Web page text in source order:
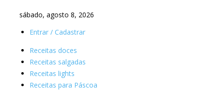
sábado, agosto 8, 2026
Entrar / Cadastrar
Receitas doces
Receitas salgadas
Receitas lights
Receitas para Páscoa